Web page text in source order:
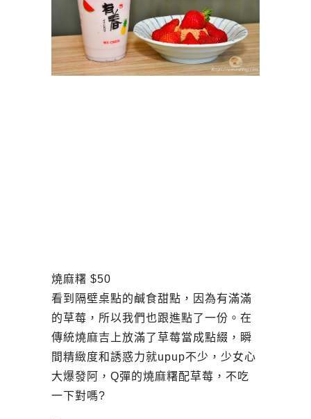
燒麻糬 $50
看到隔壁桌點的鹹食甜點，因為有滿滿
的草莓，所以我們也跟進點了一份。在
傳統燒麻吉上放滿了草莓當成點綴，瞬
間精緻度和誘惑力就upup不少，少女心
大爆發阿，Q彈的燒麻糬配草莓，不吃
一下對嗎?